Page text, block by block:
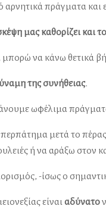
πράγματα
μας καθορίζει και
μπορώ να κάνω θετικά
της συνήθειας.
ωφέλιμα
περπάτημα μετά το
ή να αράξω στον
-ίσως ο
είναιαδύνατο